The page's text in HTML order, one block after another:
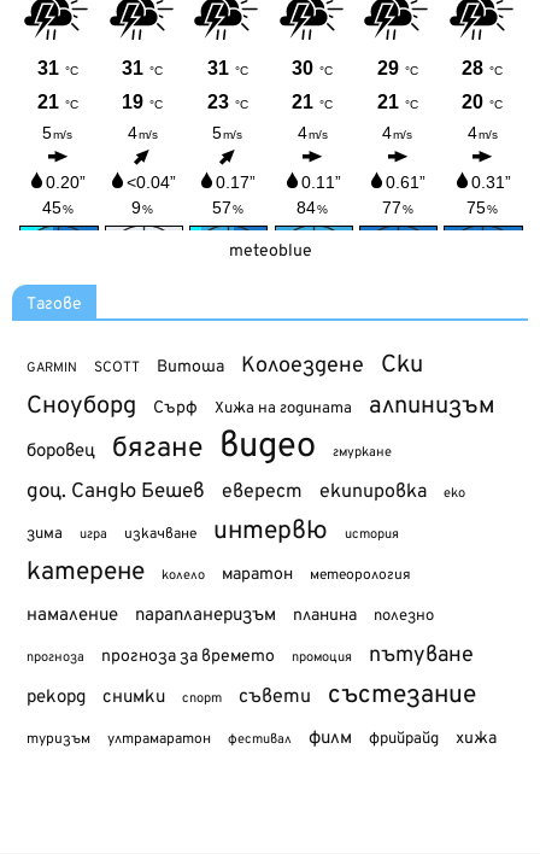
meteoblue
Тагове
GARMIN SCOTT Витоша Колоездене Ски
Сноуборд Сърф Хижа на годината алпинизъм
боровец бягане видео гмуркане
доц. Сандю Бешев еверест екипировка еко
зима игра изкачване интервю история
катерене колело маратон метеорология
намаление парапланеризъм планина полезно
прогноза прогноза за времето промоция пътуване
рекорд снимки спорт съвети състезание
туризъм ултрамаратон фестивал филм фрийрайд хижа